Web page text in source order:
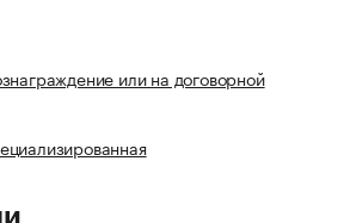
или на договорной